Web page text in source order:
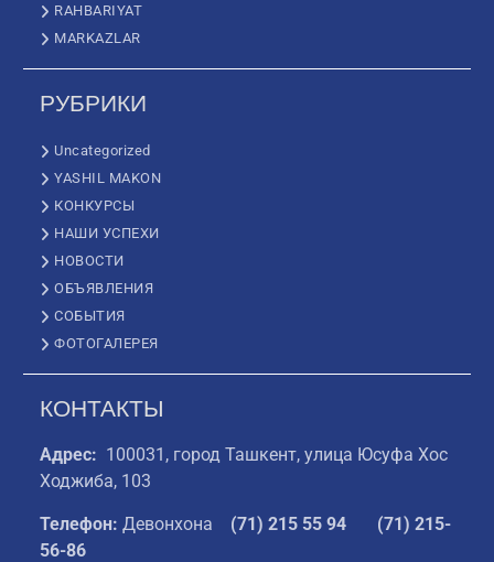
RAHBARIYAT
MARKAZLAR
РУБРИКИ
Uncategorized
YASHIL MAKON
КОНКУРСЫ
НАШИ УСПЕХИ
НОВОСТИ
ОБЪЯВЛЕНИЯ
СОБЫТИЯ
ФОТОГАЛЕРЕЯ
КОНТАКТЫ
Адрес: 100031, город Ташкент, улица Юсуфа Хос
Ходжиба, 103
Телефон: Девонхона (71) 215 55 94
(71) 215-
56-86